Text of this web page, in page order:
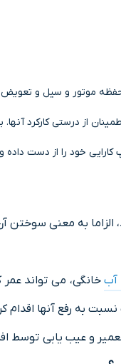
موتور و سیل و
از درستی کارکرد
کارایی خود را از دست
الزاما به معنی
آبخانگی، می تواند عمر
به رفع آنها اقدام
و عیب یابی توسط